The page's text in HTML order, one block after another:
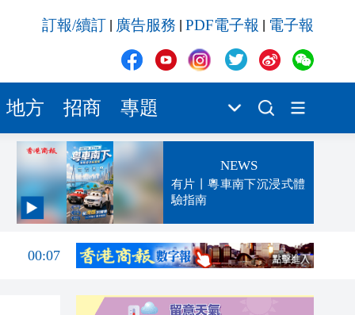
訂報/續訂 廣告服務 PDF電子報 電子報
地方 招商 專題
NEWS
有片丨粵車南下沉浸式體
驗指南
00:13
00:07